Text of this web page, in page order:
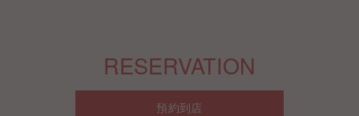
RESERVATION
預約到店